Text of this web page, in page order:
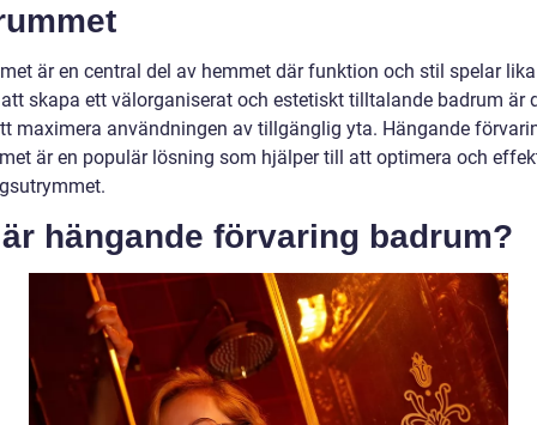
är en central del av hemmet där funktion och stil spelar
skapa ett välorganiserat och estetiskt tilltalande badrum är
maximera användningen av tillgänglig yta. Hängande
är en populär lösning som hjälper till att optimera och
hängande förvaring badrum?